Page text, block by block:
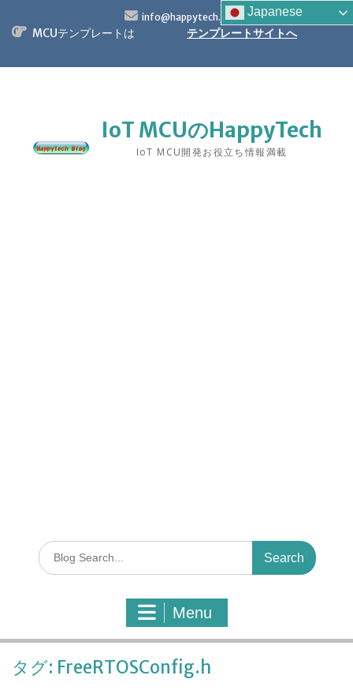
info@happytech.jp
MCUテンプレートは テンプレートサイトへ
IoT MCUのHappyTech
IoT MCU開発お役立ち情報満載
S
e
o
Menu
タグ: FreeRTOSConfig.h
Japanese